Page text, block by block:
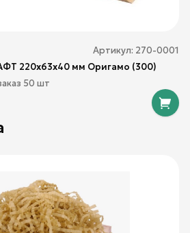
Артикул: 270-0001
220х63х40 мм Оригамо (300)
50 шт